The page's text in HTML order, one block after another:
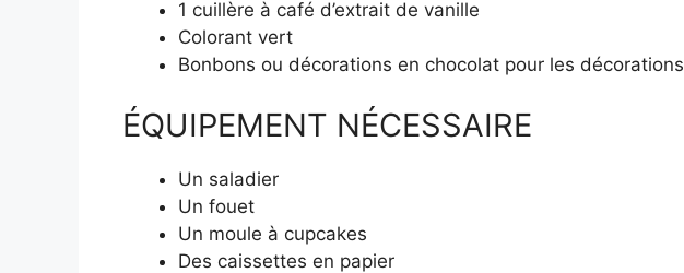
1 cuillère à café d’extrait de vanille
Colorant vert
Bonbons ou décorations en chocolat pour les décorations
ÉQUIPEMENT NÉCESSAIRE
Un saladier
Un fouet
Un moule à cupcakes
Des caissettes en papier